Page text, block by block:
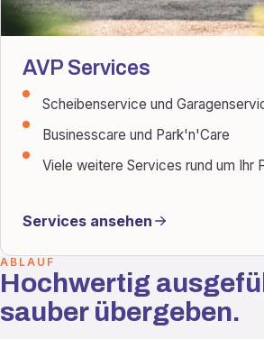
AVP Services
Scheibenservice und
Businesscare und Park'n'Care
Viele weitere Services rund um Ihr
Services ansehen
ABLAUF
Hochwertig
sauber übergeben.